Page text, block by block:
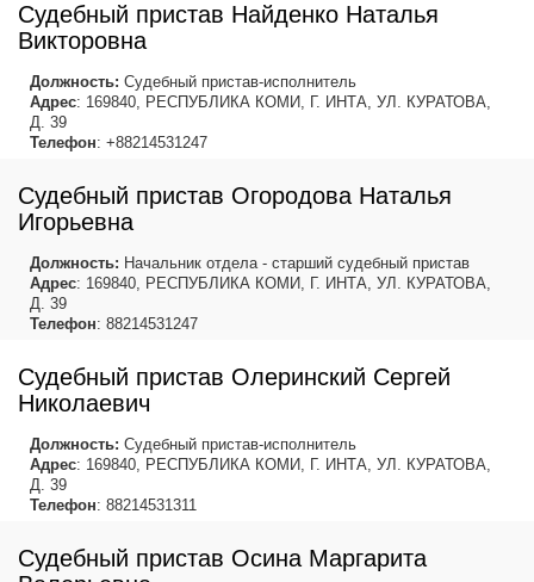
Судебный пристав Найденко Наталья
Викторовна
Должность: Судебный пристав-исполнитель
Адрес: 169840, РЕСПУБЛИКА КОМИ, Г. ИНТА, УЛ. КУРАТОВА,
Д. 39
Телефон: +88214531247
Судебный пристав Огородова Наталья
Игорьевна
Должность: Начальник отдела - старший судебный пристав
Адрес: 169840, РЕСПУБЛИКА КОМИ, Г. ИНТА, УЛ. КУРАТОВА,
Д. 39
Телефон: 88214531247
Судебный пристав Олеринский Сергей
Николаевич
Должность: Судебный пристав-исполнитель
Адрес: 169840, РЕСПУБЛИКА КОМИ, Г. ИНТА, УЛ. КУРАТОВА,
Д. 39
Телефон: 88214531311
Судебный пристав Осина Маргарита